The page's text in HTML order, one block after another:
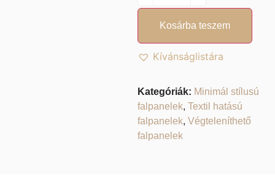
Kosárba teszem
Kívánságlistára
Kategóriák: Minimál stílusú
falpanelek, Textil hatású
falpanelek, Végteleníthető
falpanelek